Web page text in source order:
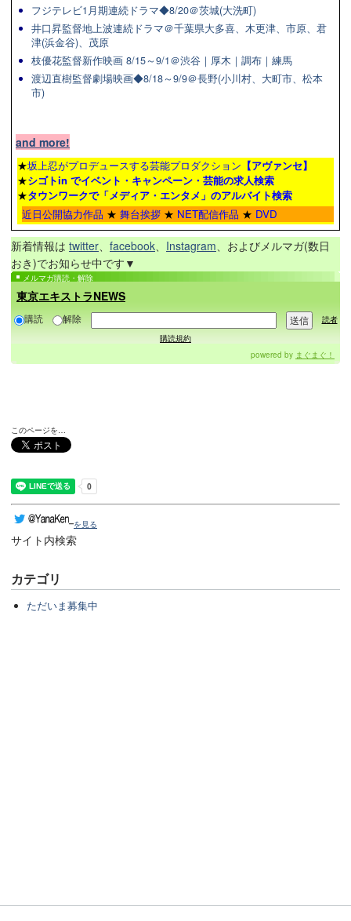
フジテレビ1月期連続ドラマ◆8/20＠茨城(大洗町)
井口昇監督地上波連続ドラマ＠千葉県大多喜、木更津、市原、君
津(浜金谷)、茂原
枝優花監督新作映画 8/15～9/1＠渋谷｜厚木｜調布｜練馬
渡辺直樹監督劇場映画◆8/18～9/9＠長野(小川村、大町市、松本
市)
and more!
★坂上忍がプロデュースする芸能プロダクション 【アヴァンセ】
★シゴトin でイベント・キャンペーン・芸能の求人検索
★タウンワークで「メディア・エンタメ」のアルバイト検索
近日公開協力作品 ★ 舞台挨拶 ★ NET配信作品 ★ DVD
新着情報は twitter、 facebook、 Instagram、およびメルマガ(数日
おき)でお知らせ中です▼
メルマガ購読・解除
東京エキストラNEWS
購読 解除
読者
購読規約
powered by まぐまぐ！
このページを…
を見る
サイト内検索
カテゴリ
ただいま募集中